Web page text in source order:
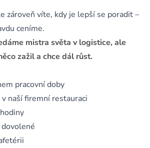
zároveň víte, kdy je lepší se poradit –
ceníme.
mistra světa v logistice, ale
zažil a chce dál růst.
pracovní doby
naší firemní restauraci